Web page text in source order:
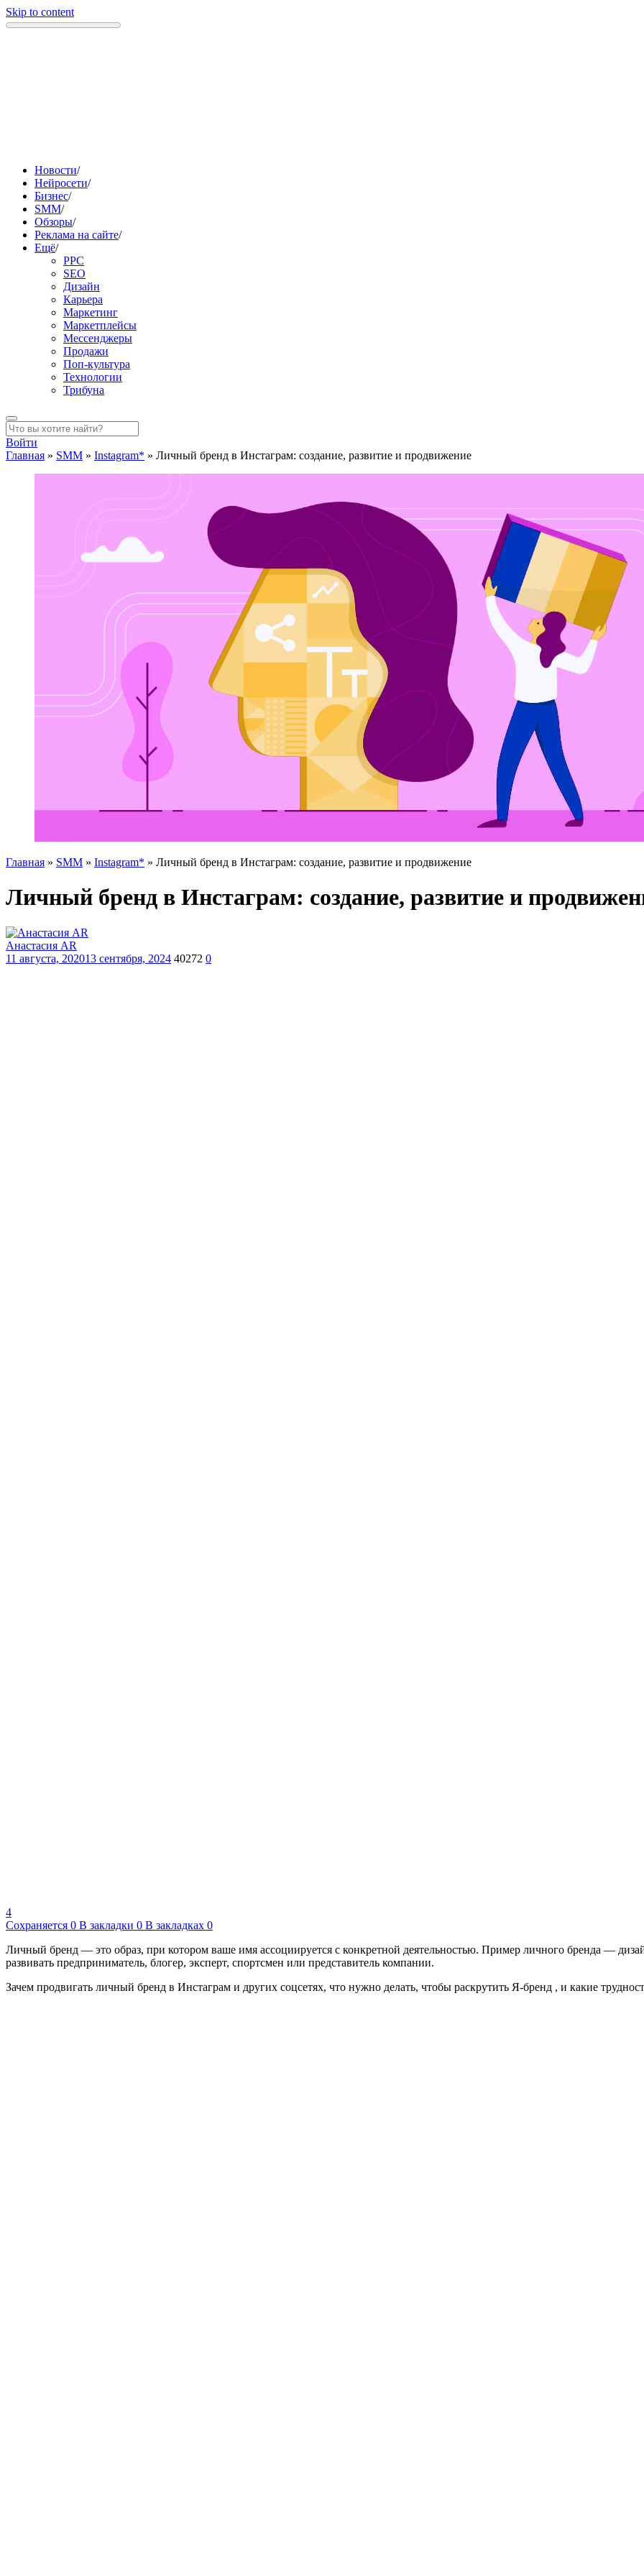
Skip to content
Новости/
Нейросети/
Бизнес/
SMM/
Обзоры/
Реклама на сайте/
Ещё/
PPC
SEO
Дизайн
Карьера
Маркетинг
Маркетплейсы
Мессенджеры
Продажи
Поп-культура
Технологии
Трибуна
Войти
Главная » SMM » Instagram* » Личный бренд в Инстаграм: создание, развитие и продвижение
Главная » SMM » Instagram* » Личный бренд в Инстаграм: создание, развитие и продвижение
Личный бренд в Инстаграм: создание, развитие и
Анастасия AR
11 августа, 202013 сентября, 2024 40272 0
4
Сохраняется 0 В закладки 0 В закладках 0
Личный бренд — это образ, при котором ваше имя ассоциируется с конкретной деятельностью. Пример личного бренда —
развивать предприниматель, блогер, эксперт, спортсмен или представитель компании.
Зачем продвигать личный бренд в Инстаграм и других соцсетях, что нужно делать, чтобы раскрутить Я-бренд , и какие